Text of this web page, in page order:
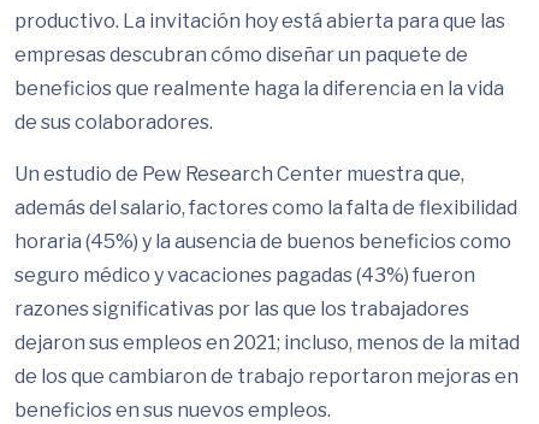
productivo. La invitación hoy está abierta para que las
empresas descubran cómo diseñar un paquete de
beneficios que realmente haga la diferencia en la vida
de sus colaboradores.
Un estudio de Pew Research Center muestra que,
además del salario, factores como la falta de flexibilidad
horaria (45%) y la ausencia de buenos beneficios como
seguro médico y vacaciones pagadas (43%) fueron
razones significativas por las que los trabajadores
dejaron sus empleos en 2021; incluso, menos de la mitad
de los que cambiaron de trabajo reportaron mejoras en
beneficios en sus nuevos empleos​.